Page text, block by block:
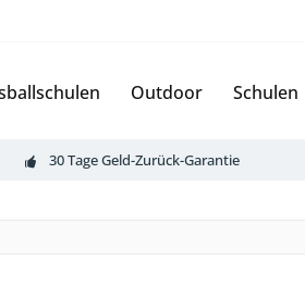
Outdoor Schulen
30 Tage Geld-Zurück-Garantie